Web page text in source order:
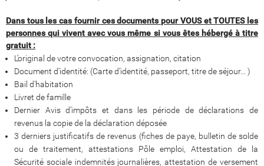
Dans tous les cas fournir ces documents pour VOUS et TOUTES les
personnes qui vivent avec vous même si vous êtes hébergé à titre
gratuit :
L’original de votre convocation, assignation, citation
Document d'identité: (Carte d’identité, passeport, titre de séjour... )
Bail d'habitation
Livret de famille
Dernier Avis d’impôts et dans les période de déclarations de
revenus la copie de la déclaration déposée
3 derniers justificatifs de revenus (fiches de paye, bulletin de solde
ou de traitement, attestations Pôle emploi, Attestation de la
Sécurité sociale indemnités journalières, attestation de versement